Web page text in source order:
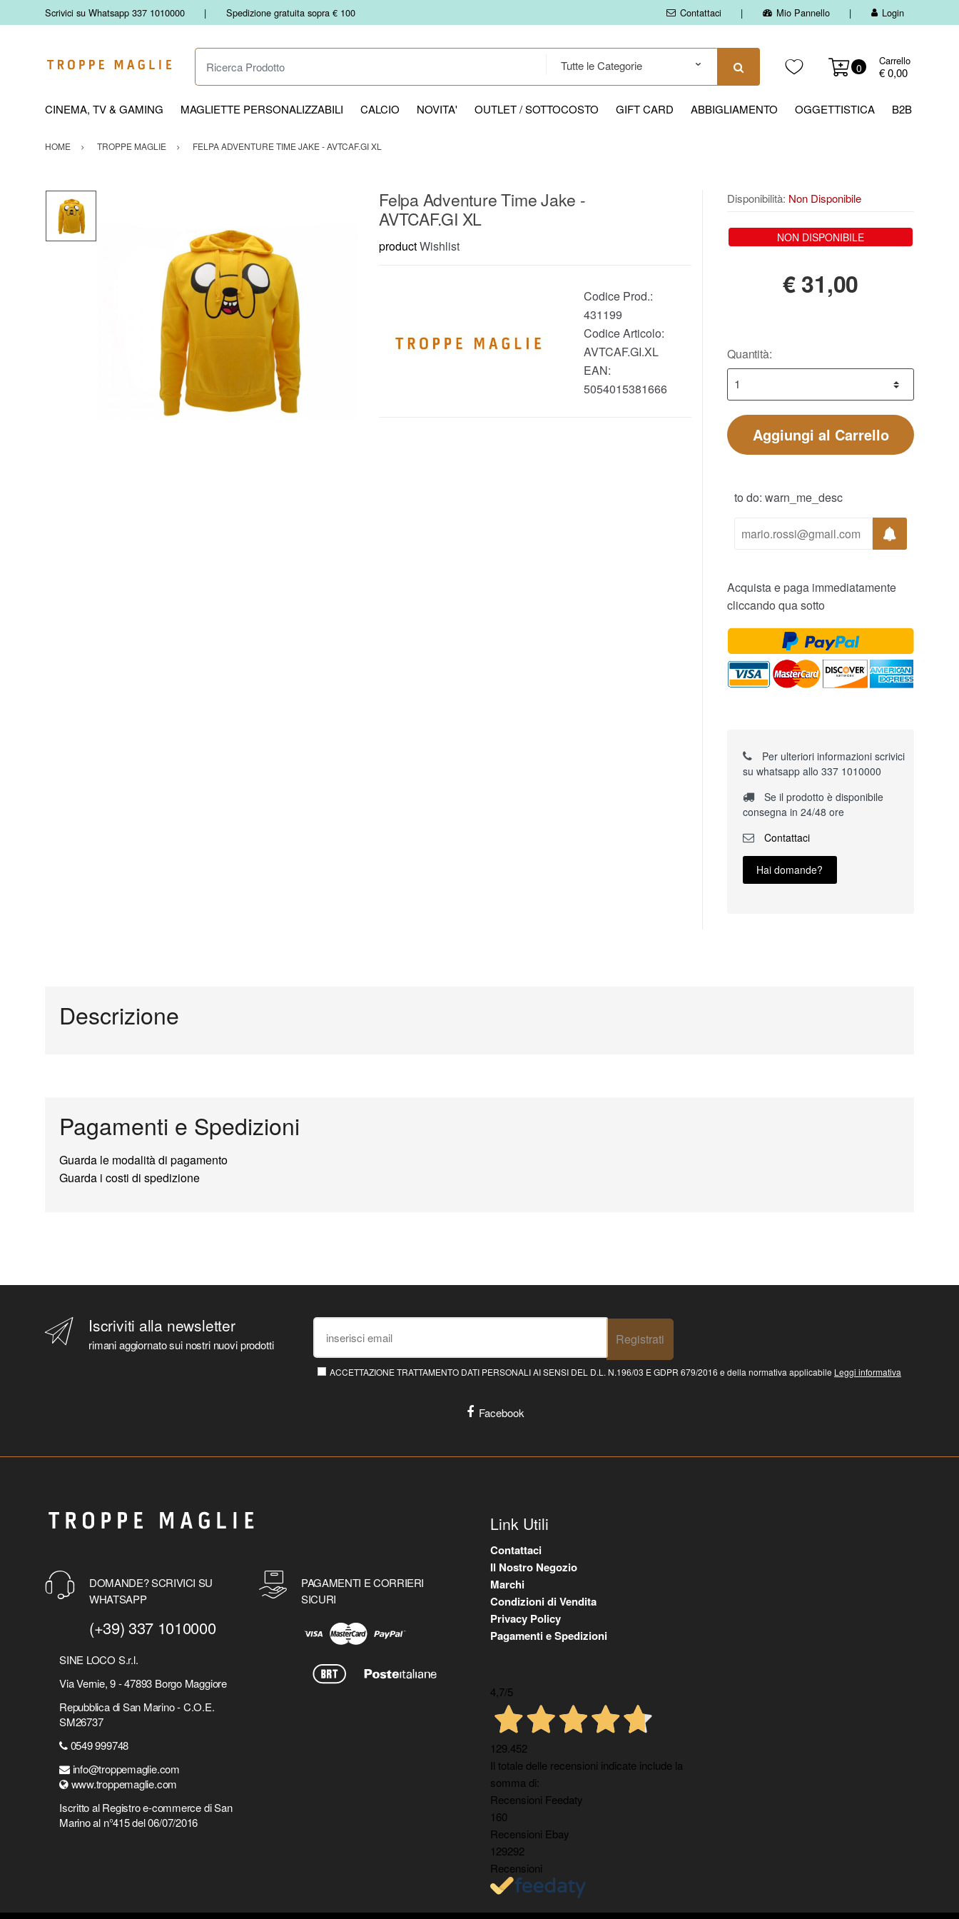
Scrivici su Whatsapp 337 1010000 Spedizione gratuita sopra € 100 Contattaci Mio Pannello Login
Ricerca Prodotto
0
Carrello
€ 0,00
CINEMA, TV & GAMING MAGLIETTE PERSONALIZZABILI CALCIO NOVITA' OUTLET / SOTTOCOSTO GIFT CARD ABBIGLIAMENTO OGGETTISTICA B2B
HOME TROPPE MAGLIE FELPA ADVENTURE TIME JAKE - AVTCAF.GI XL
Felpa Adventure Time Jake -
AVTCAF.GI XL
productWishlist
Codice Prod.:
431199
Codice Articolo:
AVTCAF.GI.XL
EAN:
5054015381666
Disponibilità: Non Disponibile
NON DISPONIBILE
€31,00
Quantità:
Aggiungi al Carrello
to do: warn_me_desc
Acquista e paga immediatamente
cliccando qua sotto
Per ulteriori informazioni scrivici
su whatsapp allo 337 1010000
Se il prodotto è disponibile
consegna in 24/48 ore
Contattaci
Hai domande?
Descrizione
Pagamenti e Spedizioni
Guarda le modalità di pagamento
Guarda i costi di spedizione
Iscriviti alla newsletter
rimani aggiornato sui nostri nuovi prodotti Registrati
ACCETTAZIONE TRATTAMENTO DATI PERSONALI AI SENSI DEL D.L. N.196/03 E GDPR 679/2016 e della normativa applicabile Leggi informativa
Facebook
DOMANDE? SCRIVICI SU
WHATSAPP
(+39) 337 1010000
SINE LOCO S.r.l.
Via Vernie, 9 - 47893 Borgo Maggiore
Repubblica di San Marino - C.O.E.
SM26737
0549 999748
info@troppemaglie.com
www.troppemaglie.com
Iscritto al Registro e-commerce di San
Marino al n°415 del 06/07/2016
PAGAMENTI E CORRIERI
SICURI
Link Utili
Contattaci
Il Nostro Negozio
Marchi
Condizioni di Vendita
Privacy Policy
Pagamenti e Spedizioni
4,7/5
129.452
Il totale delle recensioni indicate include la
somma di:
Recensioni Feedaty
160
Recensioni Ebay
129292
Recensioni